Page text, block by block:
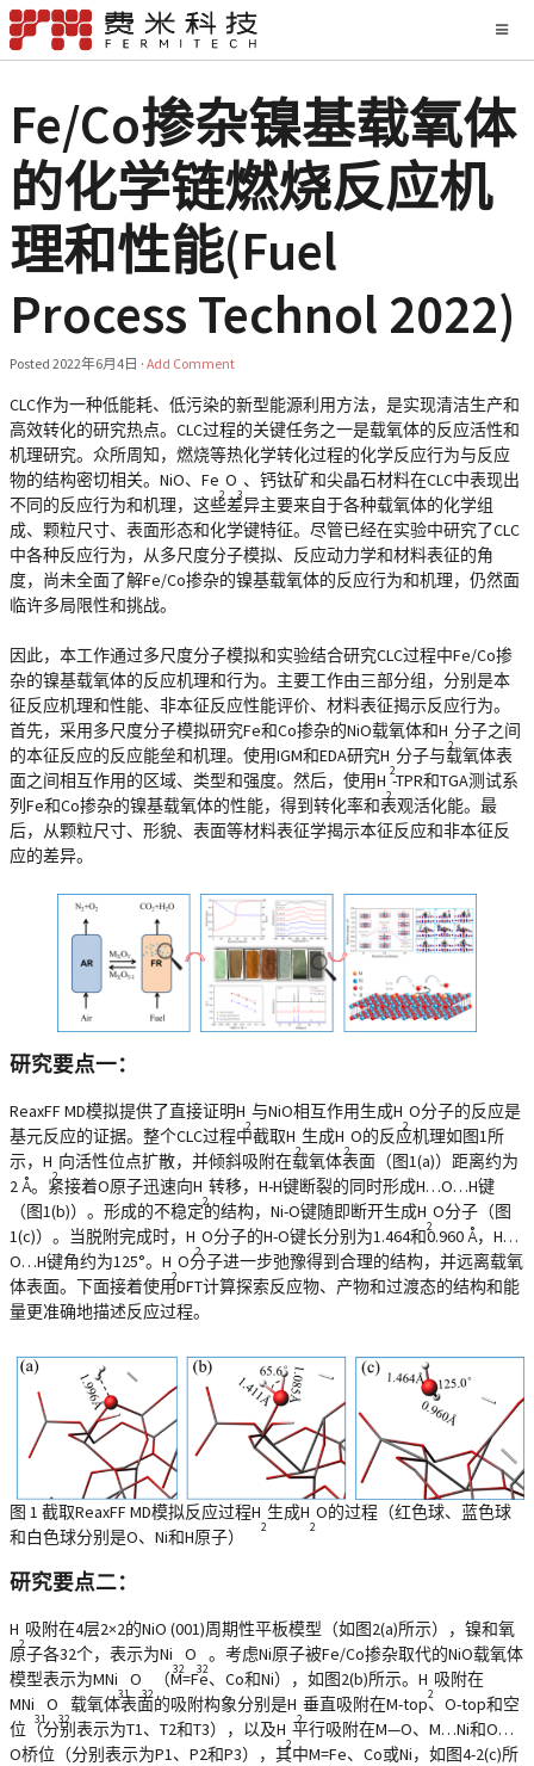
Fe/Co掺杂镍基载氧体
的化学链燃烧反应机
理和性能(Fuel
Process Technol 2022)
Posted 2022年6月4日 · Add Comment
CLC作为一种低能耗、低污染的新型能源利用方法，是实现清洁生产和
高效转化的研究热点。CLC过程的关键任务之一是载氧体的反应活性和
机理研究。众所周知，燃烧等热化学转化过程的化学反应行为与反应
物的结构密切相关。NiO、Fe
2
O
3
、钙钛矿和尖晶石材料在CLC中表现出
不同的反应行为和机理，这些差异主要来自于各种载氧体的化学组
成、颗粒尺寸、表面形态和化学键特征。尽管已经在实验中研究了CLC
中各种反应行为，从多尺度分子模拟、反应动力学和材料表征的角
度，尚未全面了解Fe/Co掺杂的镍基载氧体的反应行为和机理，仍然面
临许多局限性和挑战。
因此，本工作通过多尺度分子模拟和实验结合研究CLC过程中Fe/Co掺
杂的镍基载氧体的反应机理和行为。主要工作由三部分组，分别是本
征反应机理和性能、非本征反应性能评价、材料表征揭示反应行为。
首先，采用多尺度分子模拟研究Fe和Co掺杂的NiO载氧体和H
2
分子之间
的本征反应的反应能垒和机理。使用IGM和EDA研究H
2
分子与载氧体表
面之间相互作用的区域、类型和强度。然后，使用H
2
-TPR和TGA测试系
列Fe和Co掺杂的镍基载氧体的性能，得到转化率和表观活化能。最
后，从颗粒尺寸、形貌、表面等材料表征学揭示本征反应和非本征反
应的差异。
研究要点一：
ReaxFF MD模拟提供了直接证明H
2
与NiO相互作用生成H
2
O分子的反应是
基元反应的证据。整个CLC过程中截取H
2
生成H
2
O的反应机理如图1所
示，H
2
向活性位点扩散，并倾斜吸附在载氧体表面（图1(a)）距离约为
2 Å。紧接着O原子迅速向H
2
转移，H-H键断裂的同时形成H…O…H键
（图1(b)）。形成的不稳定的结构，Ni-O键随即断开生成H
2
O分子（图
1(c)）。当脱附完成时，H
2
O分子的H-O键长分别为1.464和0.960 Å，H…
O…H键角约为125°。H
2
O分子进一步弛豫得到合理的结构，并远离载氧
体表面。下面接着使用DFT计算探索反应物、产物和过渡态的结构和能
量更准确地描述反应过程。
图 1 截取ReaxFF MD模拟反应过程H
2
生成H
2
O的过程（红色球、蓝色球
和白色球分别是O、Ni和H原子）
研究要点二：
H
2
吸附在4层2×2的NiO (001)周期性平板模型（如图2(a)所示），镍和氧
原子各32个，表示为Ni
32
O
32
。考虑Ni原子被Fe/Co掺杂取代的NiO载氧体
模型表示为MNi
31
O
32
（M=Fe、Co和Ni），如图2(b)所示。H
2
吸附在
MNi
31
O
32
载氧体表面的吸附构象分别是H
2
垂直吸附在M-top、O-top和空
位（分别表示为T1、T2和T3），以及H
2
平行吸附在M—O、M…Ni和O…
O桥位（分别表示为P1、P2和P3），其中M=Fe、Co或Ni，如图4-2(c)所